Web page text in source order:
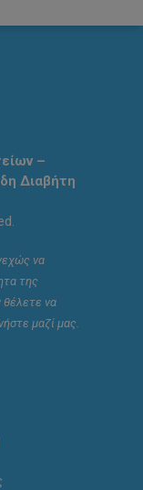
–
Διαβήτη
να
της
θέλετε να
μαζί μας.